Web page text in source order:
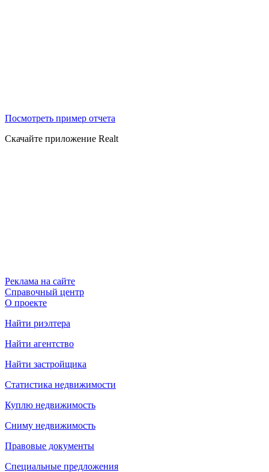
Посмотреть пример отчета
Скачайте приложение Realt
Реклама на сайте
Справочный центр
О проекте
Найти риэлтера
Найти агентство
Найти застройщика
Статистика недвижимости
Куплю недвижимость
Сниму недвижимость
Правовые документы
Специальные предложения